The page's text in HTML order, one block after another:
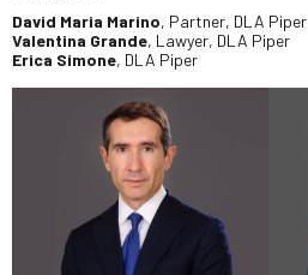
David Maria Marino, Partner, DLA Piper
Valentina Grande, Lawyer, DLA Piper
Erica Simone, DLA Piper